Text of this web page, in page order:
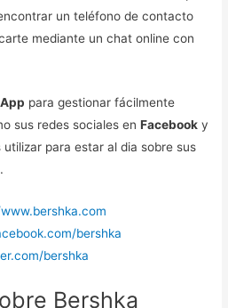
un teléfono de contacto
mediante un chat online con
App para gestionar fácilmente
sus redes sociales enFacebook y
utilizar para estar al dia sobre sus
bershka
bershka
Bershka